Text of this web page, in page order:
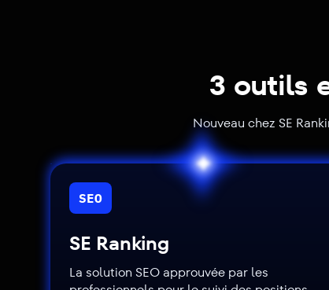
3 outils
Nouveau chez SE
SEO
SE Ranking
La solution SEO approuvée par les